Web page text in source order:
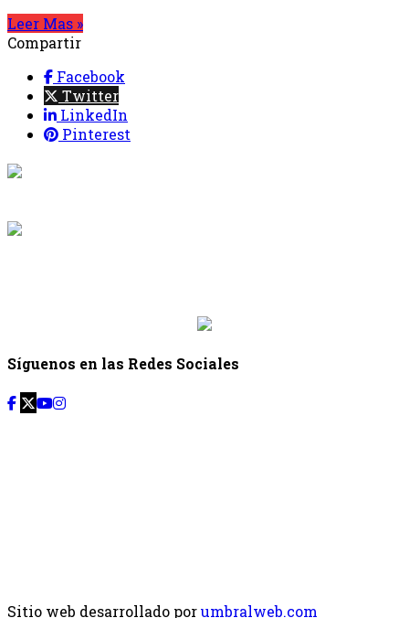
Leer Mas »
Compartir
Facebook
Twitter
LinkedIn
Pinterest
Síguenos en las Redes Sociales
Sitio web desarrollado porumbralweb.com